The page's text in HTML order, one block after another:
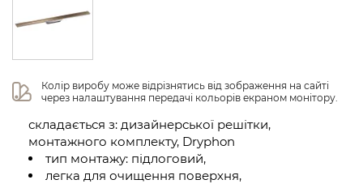
Колір виробу може відрізнятись від зображення на сайті
через налаштування передачі кольорів екраном монітору.
складається з: дизайнерської решітки,
монтажного комплекту, Dryphon
тип монтажу: підлоговий,
легка для очищення поверхня,